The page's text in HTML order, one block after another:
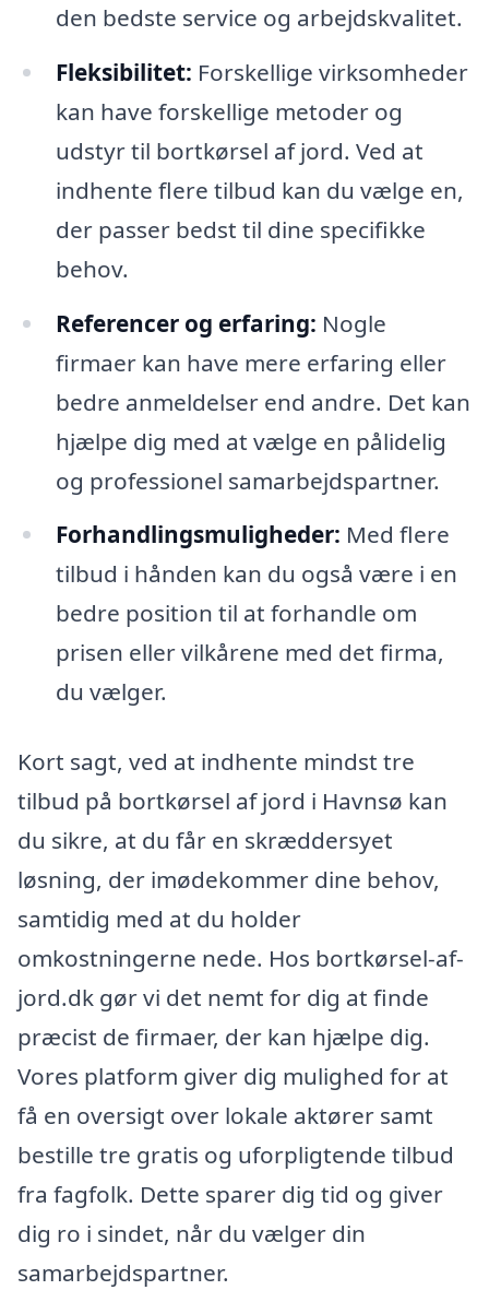
den bedste service og arbejdskvalitet.
Fleksibilitet: Forskellige virksomheder
kan have forskellige metoder og
udstyr til bortkørsel af jord. Ved at
indhente flere tilbud kan du vælge en,
der passer bedst til dine specifikke
behov.
Referencer og erfaring: Nogle
firmaer kan have mere erfaring eller
bedre anmeldelser end andre. Det kan
hjælpe dig med at vælge en pålidelig
og professionel samarbejdspartner.
Forhandlingsmuligheder: Med flere
tilbud i hånden kan du også være i en
bedre position til at forhandle om
prisen eller vilkårene med det firma,
du vælger.
Kort sagt, ved at indhente mindst tre
tilbud på bortkørsel af jord i Havnsø kan
du sikre, at du får en skræddersyet
løsning, der imødekommer dine behov,
samtidig med at du holder
omkostningerne nede. Hos bortkørsel-af-
jord.dk gør vi det nemt for dig at finde
præcist de firmaer, der kan hjælpe dig.
Vores platform giver dig mulighed for at
få en oversigt over lokale aktører samt
bestille tre gratis og uforpligtende tilbud
fra fagfolk. Dette sparer dig tid og giver
dig ro i sindet, når du vælger din
samarbejdspartner.